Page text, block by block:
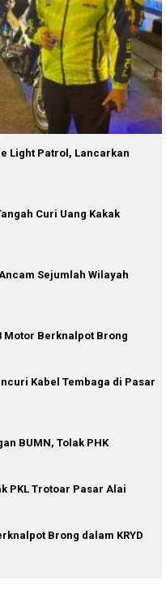
Light Patrol, Lancarkan
Curi Uang Kakak
Sejumlah Wilayah
Motor Berknalpot Brong
Kabel Tembaga di Pasar
BUMN, Tolak PHK
PKL Trotoar Pasar Alai
Brong dalam KRYD